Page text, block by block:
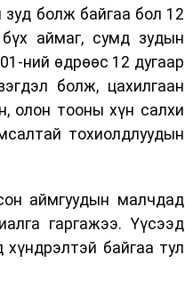
зуд болж байгаа бол 12
аймаг, сумд зудын
ний өдрөөс 12 дугаар
болж, цахилгаан
олон тооны хүн салхи
тохиолдлуудын
аймгуудын малчдад
гаргажээ. Үүсээд
байгаа тул